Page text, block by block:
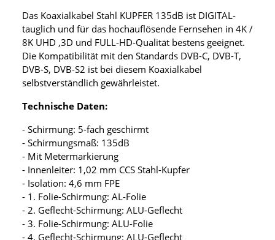
Das Koaxialkabel Stahl KUPFER 135dB ist DIGITAL-
tauglich und für das hochauflösende Fernsehen in 4K /
8K UHD ,3D und FULL-HD-Qualität bestens geeignet.
Die Kompatibilität mit den Standards DVB-C, DVB-T,
DVB-S, DVB-S2 ist bei diesem Koaxialkabel
selbstverständlich gewährleistet.
Technische Daten:
- Schirmung: 5-fach geschirmt
- Schirmungsmaß: 135dB
- Mit Metermarkierung
- Innenleiter: 1,02 mm CCS Stahl-Kupfer
- Isolation: 4,6 mm FPE
- 1. Folie-Schirmung: AL-Folie
- 2. Geflecht-Schirmung: ALU-Geflecht
- 3. Folie-Schirmung: ALU-Folie
- 4. Geflecht-Schirmung: ALU-Geflecht